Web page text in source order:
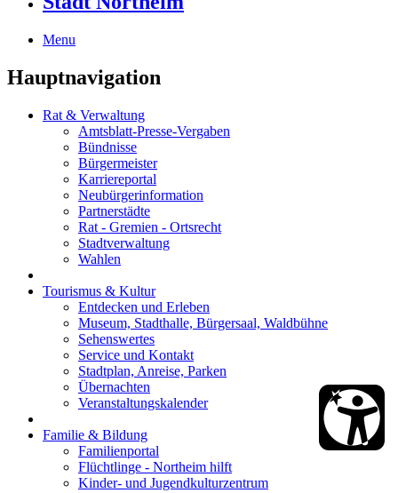
Menu
Hauptnavigation
Rat & Verwaltung
Amtsblatt-Presse-Vergaben
Bündnisse
Bürgermeister
Karriereportal
Neubürgerinformation
Partnerstädte
Rat - Gremien - Ortsrecht
Stadtverwaltung
Wahlen
Tourismus & Kultur
Entdecken und Erleben
Museum, Stadthalle, Bürgersaal, Waldbühne
Sehenswertes
Service und Kontakt
Stadtplan, Anreise, Parken
Übernachten
Veranstaltungskalender
Familie & Bildung
Familienportal
Flüchtlinge - Northeim hilft
Kinder- und Jugendkulturzentrum